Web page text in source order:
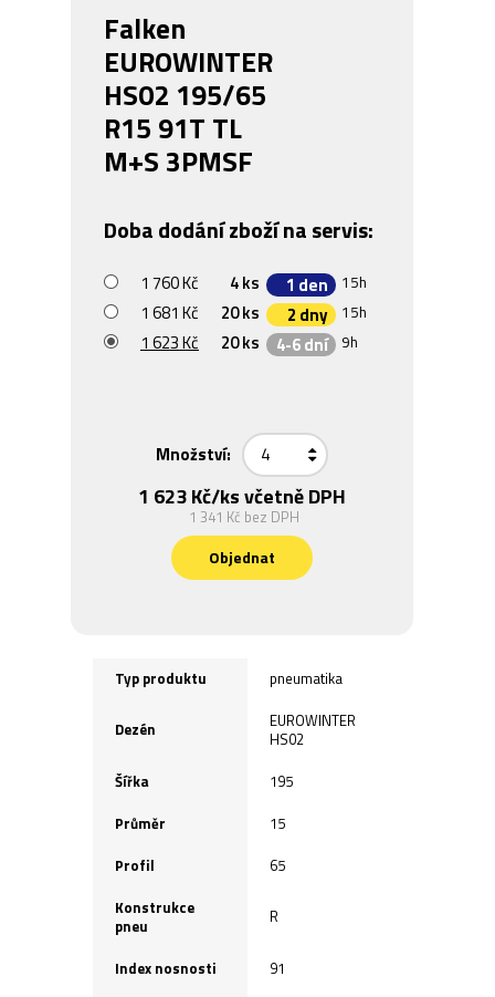
Falken
EUROWINTER
HS02 195/65
R15 91T TL
M+S 3PMSF
Doba dodání zboží na servis:
1 760 Kč 4 ks 1 den 15h
1 681 Kč 20 ks 2 dny 15h
1 623 Kč 20 ks 4-6 dní 9h
Množství:
1 623 Kč/ks včetně DPH
1 341 Kč bez DPH
Objednat
Typ produktu pneumatika
Dezén
EUROWINTER
HS02
Šířka
195
Průměr
15
Profil
65
Konstrukce
pneu
R
Index nosnosti
91